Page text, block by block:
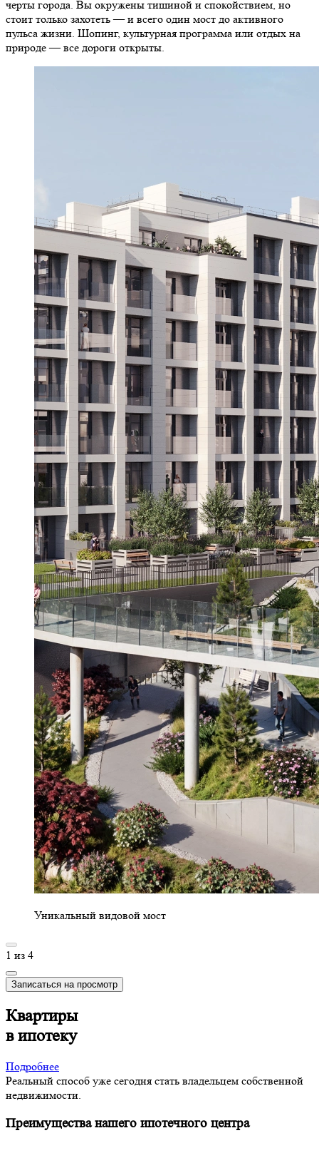
черты города. Вы окружены тишиной и спокойствием, но
стоит только захотеть — и всего один мост до активного
пульса жизни. Шопинг, культурная программа или отдых на
природе — все дороги открыты.
Уникальный видовой мост
1 из 4
Записаться на просмотр
Квартиры
в ипотеку
Подробнее
Реальный способ уже сегодня стать владельцем собственной
недвижимости.
Преимущества нашего ипотечного центра